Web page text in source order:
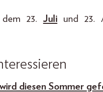
dem 23. Juliund 23.
diesen Sommer